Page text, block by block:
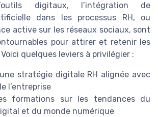
digitaux, l’intégration de
dans les processus RH, ou
active sur les réseaux sociaux, sont
pour attirer et retenir les
quelques leviers à privilégier :
stratégie digitale RH alignée avec
l’entreprise
formations sur les tendances du
et du monde numérique